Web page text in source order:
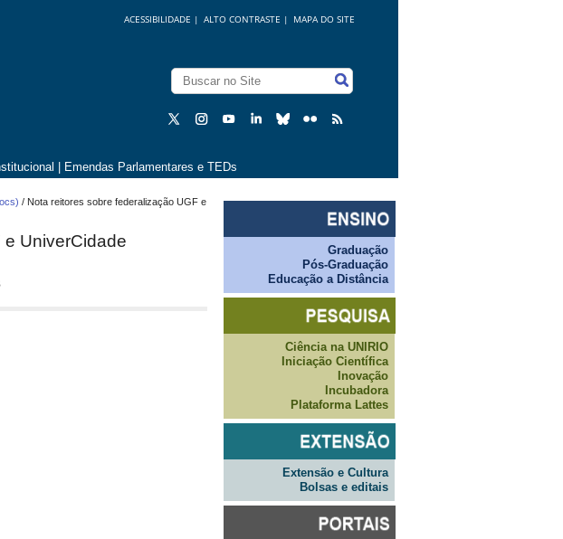
MAPA DO SITE
ALTO CONTRASTE |
ACESSIBILIDADE |
Emendas Parlamentares e TEDs
/ Nota reitores sobre federalização UGF e
UniverCidade
Graduação
Pós-Graduação
Educação a Distância
Ciência na UNIRIO
Iniciação Científica
Inovação
Incubadora
Plataforma Lattes
Extensão e Cultura
Bolsas e editais